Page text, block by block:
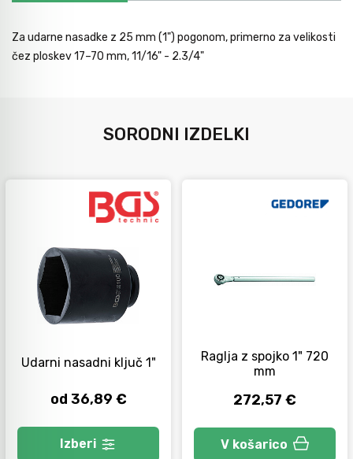
Za udarne nasadke z 25 mm (1") pogonom, primerno za velikosti
čez ploskev 17–70 mm, 11/16" - 2.3/4"
SORODNI IZDELKI
Udarni nasadni ključ 1"
od 36,89 €
Izberi
Raglja z spojko 1" 720
mm
272,57 €
V košarico